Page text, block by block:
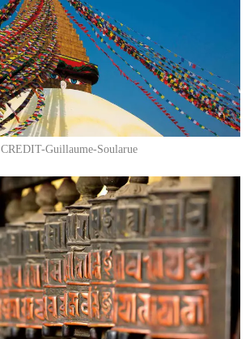
CREDIT-Guillaume-Soularue